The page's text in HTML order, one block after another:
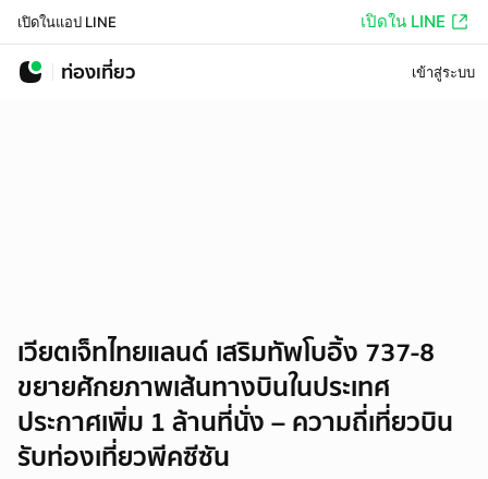
เปิดในแอป LINE เปิดใน LINE
ท่องเที่ยว เข้าสู่ระบบ
เวียตเจ็ทไทยแลนด์ เสริมทัพโบอิ้ง 737-8
ขยายศักยภาพเส้นทางบินในประเทศ
ประกาศเพิ่ม 1 ล้านที่นั่ง – ความถี่เที่ยวบิน
รับท่องเที่ยวพีคซีซัน